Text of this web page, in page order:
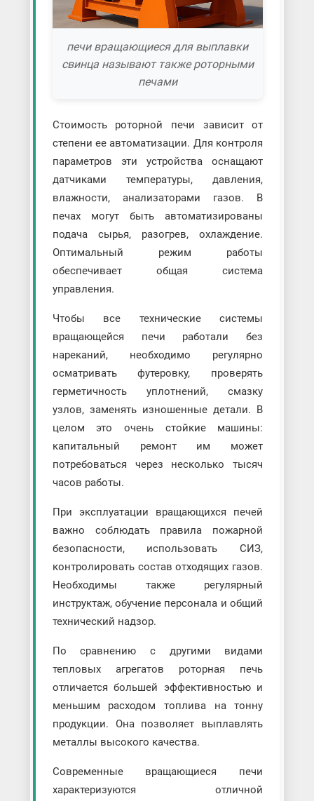
печи вращающиеся для выплавки
свинца называют также роторными
печами
Стоимость роторной печи зависит от
степени ее автоматизации. Для контроля
параметров эти устройства оснащают
датчиками температуры, давления,
влажности, анализаторами газов. В
печах могут быть автоматизированы
подача сырья, разогрев, охлаждение.
Оптимальный режим работы
обеспечивает общая система
управления.
Чтобы все технические системы
вращающейся печи работали без
нареканий, необходимо регулярно
осматривать футеровку, проверять
герметичность уплотнений, смазку
узлов, заменять изношенные детали. В
целом это очень стойкие машины:
капитальный ремонт им может
потребоваться через несколько тысяч
часов работы.
При эксплуатации вращающихся печей
важно соблюдать правила пожарной
безопасности, использовать СИЗ,
контролировать состав отходящих газов.
Необходимы также регулярный
инструктаж, обучение персонала и общий
технический надзор.
По сравнению с другими видами
тепловых агрегатов роторная печь
отличается большей эффективностью и
меньшим расходом топлива на тонну
продукции. Она позволяет выплавлять
металлы высокого качества.
Современные вращающиеся печи
характеризуются отличной